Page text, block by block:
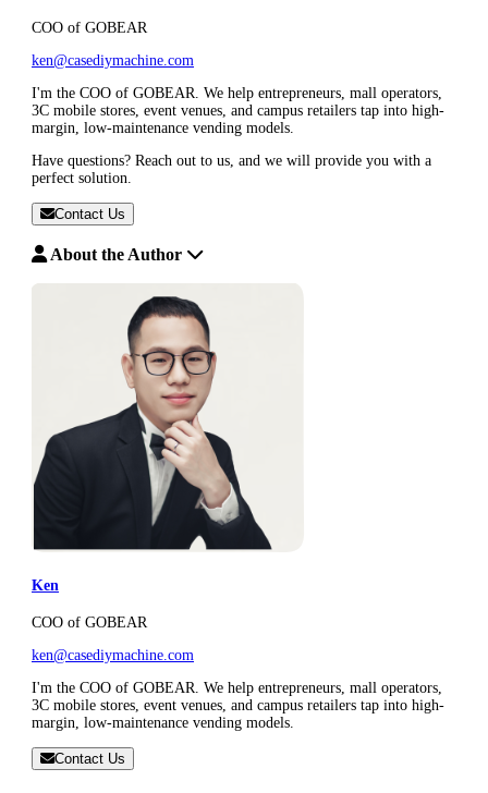
COO of GOBEAR
ken@casediymachine.com
I'm the COO of GOBEAR. We help entrepreneurs, mall operators,
3C mobile stores, event venues, and campus retailers tap into high-
margin, low-maintenance vending models.
Have questions? Reach out to us, and we will provide you with a
perfect solution.
Contact Us
About the Author
Ken
COO of GOBEAR
ken@casediymachine.com
I'm the COO of GOBEAR. We help entrepreneurs, mall operators,
3C mobile stores, event venues, and campus retailers tap into high-
margin, low-maintenance vending models.
Contact Us